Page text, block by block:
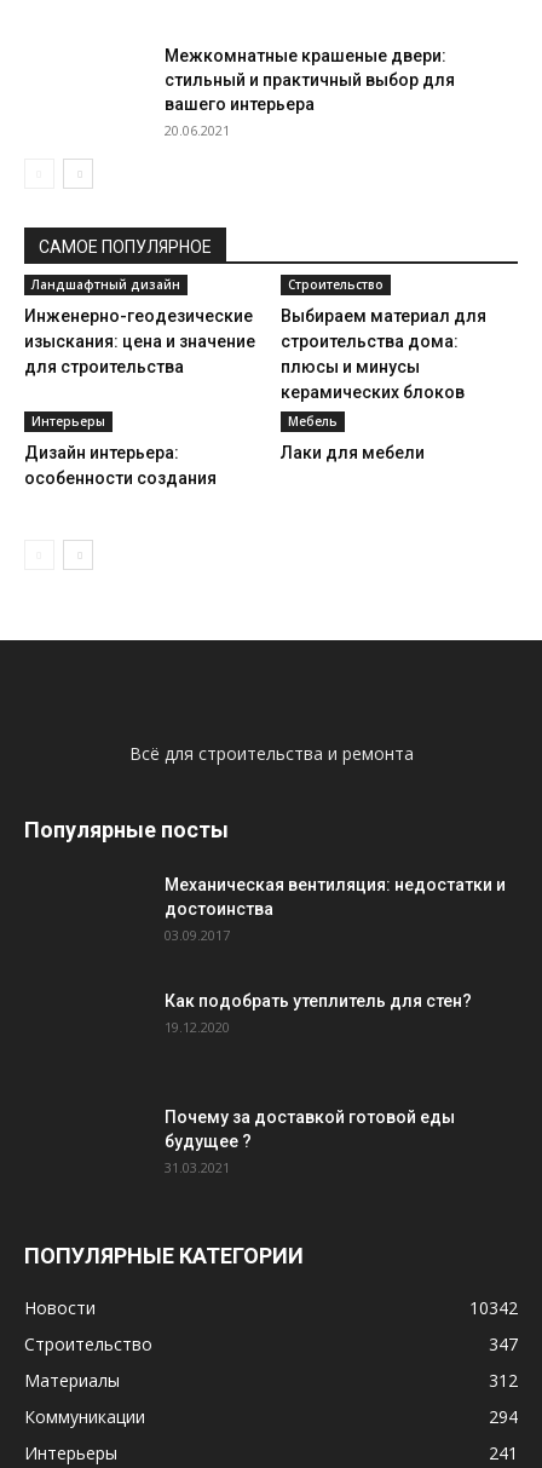
Межкомнатные крашеные двери:
стильный и практичный выбор для
вашего интерьера
20.06.2021
САМОЕ ПОПУЛЯРНОЕ
Ландшафтный дизайн
Инженерно-геодезические
изыскания: цена и значение
для строительства
Строительство
Выбираем материал для
строительства дома:
плюсы и минусы
керамических блоков
Интерьеры
Дизайн интерьера:
особенности создания
Мебель
Лаки для мебели
Всё для строительства и ремонта
Популярные посты
Механическая вентиляция: недостатки и
достоинства
03.09.2017
Как подобрать утеплитель для стен?
19.12.2020
Почему за доставкой готовой еды
будущее ?
31.03.2021
ПОПУЛЯРНЫЕ КАТЕГОРИИ
Новости
10342
Строительство
347
Материалы
312
Коммуникации
294
Интерьеры
241